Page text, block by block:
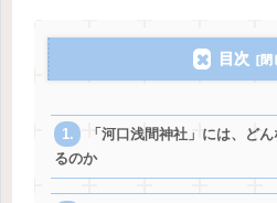
目次
「河口浅間神社」には、ど
るのか